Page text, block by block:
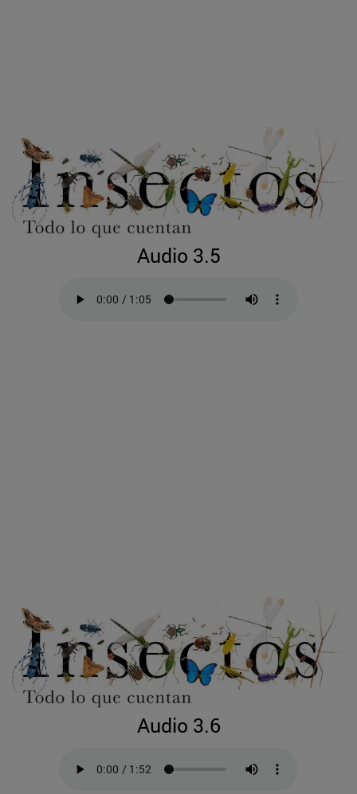
Audio 3.5
Audio 3.6